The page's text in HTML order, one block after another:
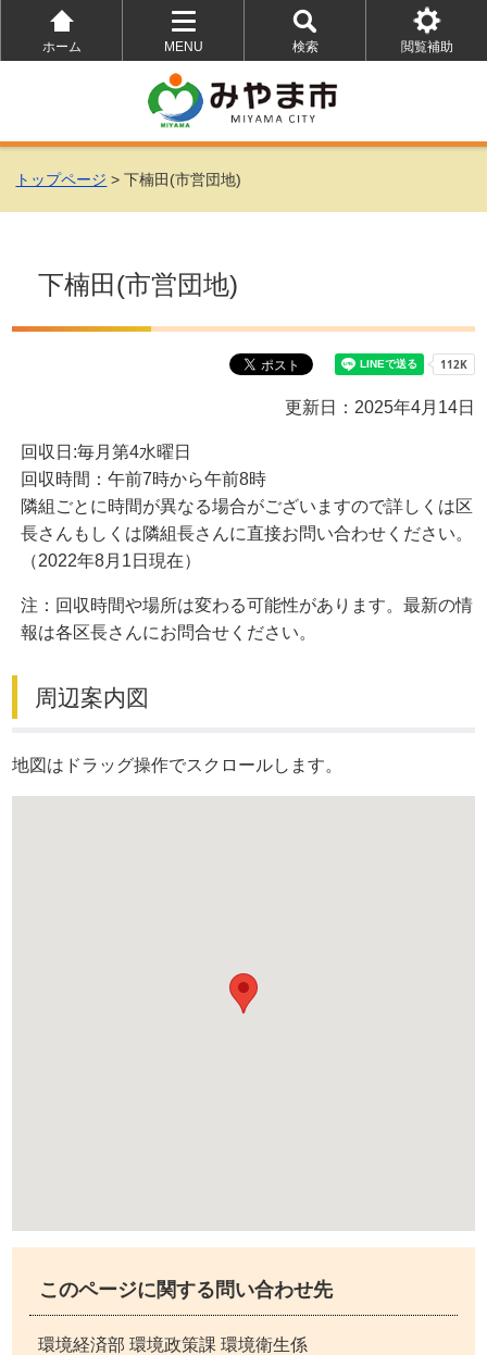
ホーム
MENU
を
開
く
検索
を
開
く
閲覧補助
を
トップページ > 下楠田(市営団地)
下楠田(市営団地)
更新日：2025年4月14日
回収日:毎月第4水曜日
回収時間：午前7時から午前8時
隣組ごとに時間が異なる場合がございますので詳しくは区
長さんもしくは隣組長さんに直接お問い合わせください。
（2022年8月1日現在）
注：回収時間や場所は変わる可能性があります。最新の情
報は各区長さんにお問合せください。
周辺案内図
地図はドラッグ操作でスクロールします。
このページに関する問い合わせ先
環境経済部 環境政策課 環境衛生係